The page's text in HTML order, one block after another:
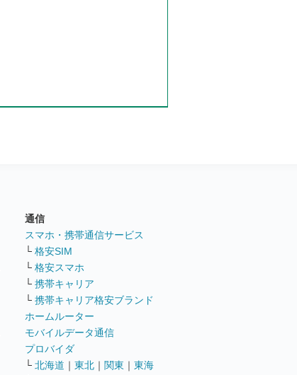
通信
スマホ・携帯通信サービス
└ 格安SIM
└ 格安スマホ
└ 携帯キャリア
└ 携帯キャリア格安ブランド
ホームルーター
モバイルデータ通信
プロバイダ
└ 北海道 ｜ 東北 ｜ 関東 ｜ 東海